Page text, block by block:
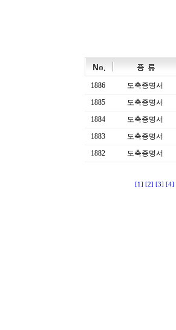
1886 도축증명서
1885
도축증명서
1884
도축증명서
1883
도축증명서
1882
도축증명서
[1] [2] [3] [4]